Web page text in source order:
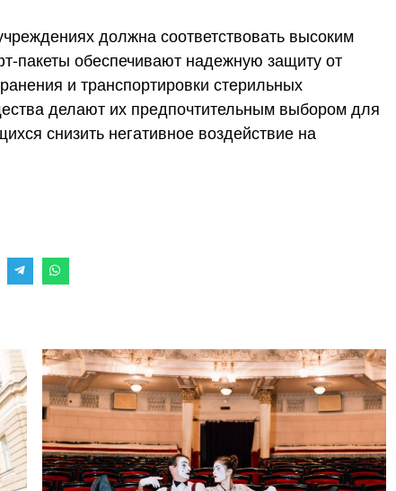
должна соответствовать высоким
пакеты обеспечивают надежную защиту от
и транспортировки стерильных
делают их предпочтительным выбором для
снизить негативное воздействие на